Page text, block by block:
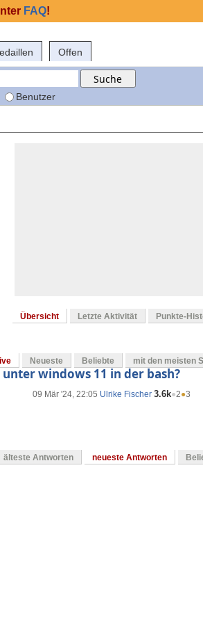
Offen
Benutzer
Übersicht Letzte Aktivität Punkte-
Neueste Beliebte mit den meisten
windows 11 in der bash?
09 Mär '24, 22:05 Ulrike Fischer 3.6k●2●3
älteste Antworten neueste Antworten
FAQ!